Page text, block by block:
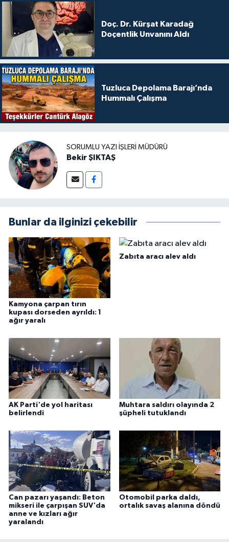
Doç. Dr. Kürşat Karadağ
Doçentlik Unvanını Aldı
Tuzluca Depolama Barajı’nda
Hummalı Çalışma
SORUMLU YAZI İŞLERI MÜDÜRÜ
Bekir ŞIKTAŞ
Bunlar da ilginizi çekebilir
Kamyona çarpan tırın
kupası dorseden ayrıldı: 1
ağır yaralı
Zabıta aracı alev aldı
AK Parti'de yol haritası
belirlendi
Muhtara saldırı olayında 2
şüpheli tutuklandı
Can pazarı yaşandı: Beton
mikseri ile çarpışan SUV'da
anne ve kızları ağır
yaralandı
Otomobil parka daldı,
ortalık savaş alanına döndü